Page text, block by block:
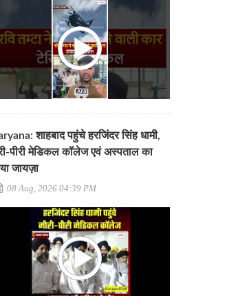
शाहबाद पहुंचे हरजिंदर सिंह धामी,
पीरी मेडिकल कॉलेज एवं अस्पताल का
जायज़ा
08 Aug, 2026 04:39 PM